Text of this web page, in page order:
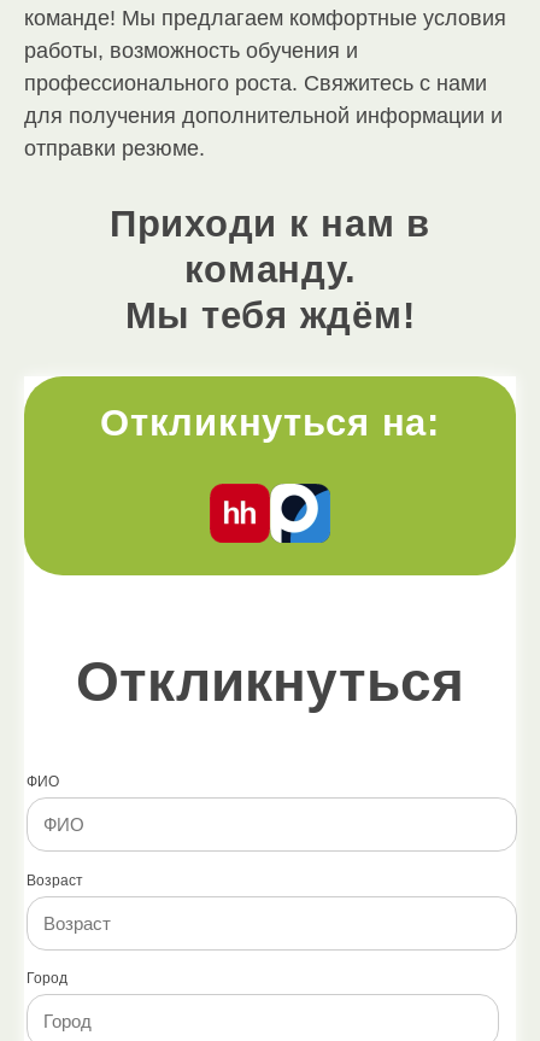
команде! Мы предлагаем комфортные условия
работы, возможность обучения и
профессионального роста. Свяжитесь с нами
для получения дополнительной информации и
отправки резюме.
Приходи к нам в
команду.
Мы тебя ждём!
Откликнуться на:
Откликнуться
ФИО
Возраст
Город